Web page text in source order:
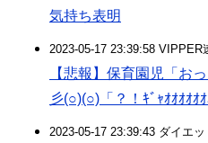
気持ち表明
2023-05-17 23:39:58 VIPPER
【悲報】保育園児「お
彡(○)(○)「？！ｷﾞｬｵｵｵｵｵｵ
2023-05-17 23:39:43 ダイエ